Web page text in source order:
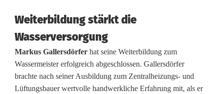
ü
T
r
Weiterbildung stärkt die
Wasserversorgung
Markus Gallersdörfer hat seine Weiterbildung zum
Wassermeister erfolgreich abgeschlossen. Gallersdörfer
brachte nach seiner Ausbildung zum Zentralheizungs- und
Lüftungsbauer wertvolle handwerkliche Erfahrung mit, als er